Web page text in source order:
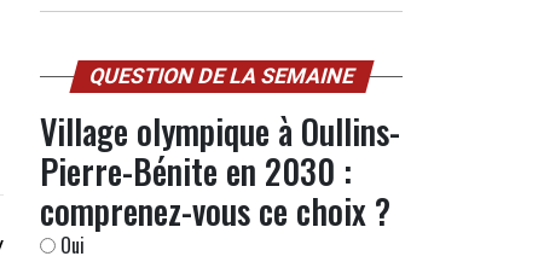
QUESTION DE LA SEMAINE
Village olympique à Oullins-
Pierre-Bénite en 2030 :
comprenez-vous ce choix ?
Oui